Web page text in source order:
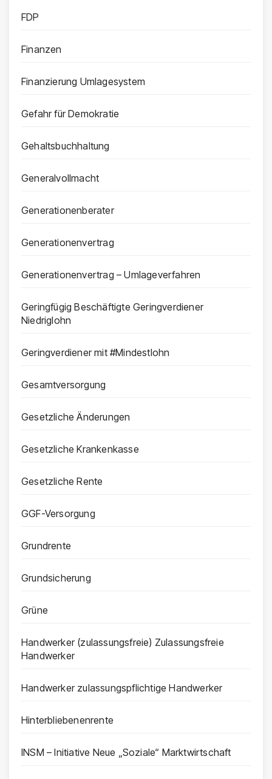
FDP
Finanzen
Finanzierung Umlagesystem
Gefahr für Demokratie
Gehaltsbuchhaltung
Generalvollmacht
Generationenberater
Generationenvertrag
Generationenvertrag – Umlageverfahren
Geringfügig Beschäftigte Geringverdiener
Niedriglohn
Geringverdiener mit #Mindestlohn
Gesamtversorgung
Gesetzliche Änderungen
Gesetzliche Krankenkasse
Gesetzliche Rente
GGF-Versorgung
Grundrente
Grundsicherung
Grüne
Handwerker (zulassungsfreie) Zulassungsfreie
Handwerker
Handwerker zulassungspflichtige Handwerker
Hinterbliebenenrente
INSM – Initiative Neue „Soziale“ Marktwirtschaft